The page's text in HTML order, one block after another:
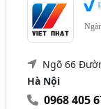
Ngõ 66
Hà Nội
0968 405